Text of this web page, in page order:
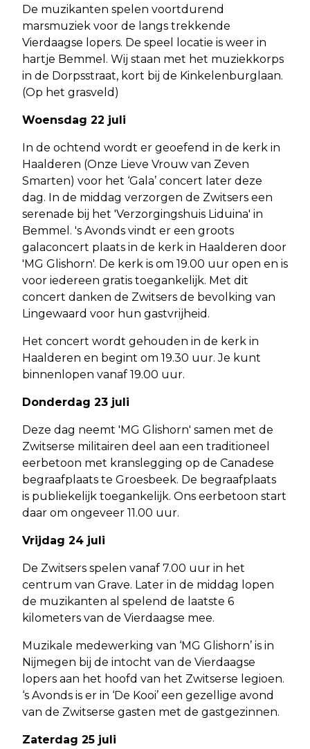
De muzikanten spelen voortdurend
marsmuziek voor de langs trekkende
Vierdaagse lopers. De speel locatie is weer in
hartje Bemmel. Wij staan met het muziekkorps
in de Dorpsstraat, kort bij de Kinkelenburglaan.
(Op het grasveld)
Woensdag 22 juli
In de ochtend wordt er geoefend in de kerk in
Haalderen (Onze Lieve Vrouw van Zeven
Smarten) voor het ‘Gala’ concert later deze
dag. In de middag verzorgen de Zwitsers een
serenade bij het 'Verzorgingshuis Liduina' in
Bemmel. 's Avonds vindt er een groots
galaconcert plaats in de kerk in Haalderen door
'MG Glishorn'. De kerk is om 19.00 uur open en is
voor iedereen gratis toegankelijk. Met dit
concert danken de Zwitsers de bevolking van
Lingewaard voor hun gastvrijheid.
Het concert wordt gehouden in de kerk in
Haalderen en begint om 19.30 uur. Je kunt
binnenlopen vanaf 19.00 uur.
Donderdag 23 juli
Deze dag neemt 'MG Glishorn' samen met de
Zwitserse militairen deel aan een traditioneel
eerbetoon met kranslegging op de Canadese
begraafplaats te Groesbeek. De begraafplaats
is publiekelijk toegankelijk. Ons eerbetoon start
daar om ongeveer 11.00 uur.
Vrijdag 24 juli
De Zwitsers spelen vanaf 7.00 uur in het
centrum van Grave. Later in de middag lopen
de muzikanten al spelend de laatste 6
kilometers van de Vierdaagse mee.
Muzikale medewerking van ‘MG Glishorn’ is in
Nijmegen bij de intocht van de Vierdaagse
lopers aan het hoofd van het Zwitserse legioen.
‘s Avonds is er in ‘De Kooi’ een gezellige avond
van de Zwitserse gasten met de gastgezinnen.
Zaterdag 25 juli